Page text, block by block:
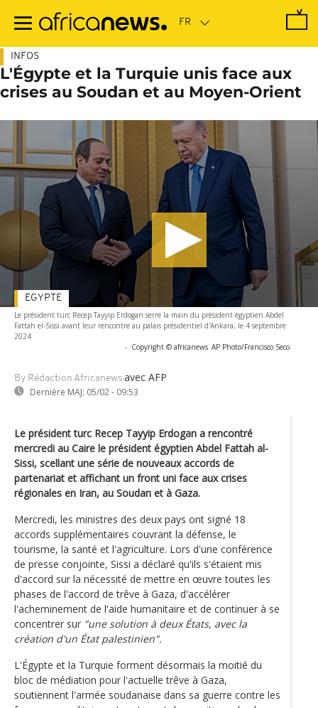
contenu
INFOS
L'Égypte et la Turquie unis face aux
crises au Soudan et au Moyen-Orient
Le président turc Recep Tayyip Erdogan serre la main du président égyptien Abdel
Fattah el-Sissi avant leur rencontre au palais présidentiel d'Ankara, le 4 septembre
2024
- Copyright © africanews AP Photo/Francisco Seco
By Rédaction Africanews avec AFP
Dernière MAJ: 05/02 - 09:53
EGYPTE
Le président turc Recep Tayyip Erdogan a rencontré
mercredi au Caire le président égyptien Abdel Fattah al-
Sissi, scellant une série de nouveaux accords de
partenariat et affichant un front uni face aux crises
régionales en Iran, au Soudan et à Gaza.
Mercredi, les ministres des deux pays ont signé 18
accords supplémentaires couvrant la défense, le
tourisme, la santé et l'agriculture. Lors d'une conférence
de presse conjointe, Sissi a déclaré qu'ils s'étaient mis
d'accord sur la nécessité de mettre en œuvre toutes les
phases de l'accord de trêve à Gaza, d'accélérer
l'acheminement de l'aide humanitaire et de continuer à se
concentrer sur "une solution à deux États, avec la
création d'un État palestinien".
L'Égypte et la Turquie forment désormais la moitié du
bloc de médiation pour l'actuelle trêve à Gaza,
soutiennent l'armée soudanaise dans sa guerre contre les